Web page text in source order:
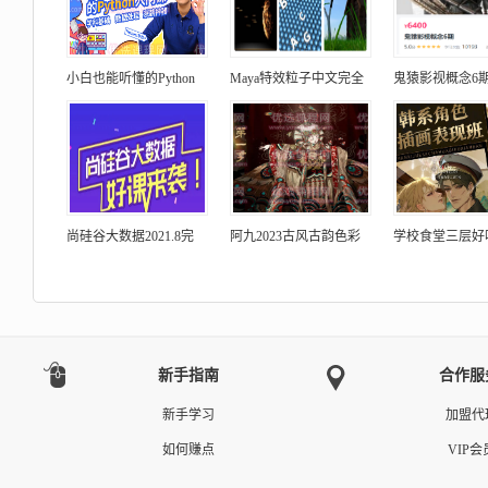
小白也能听懂的Python Maya特效粒子中文完全 鬼猿影视概念6
尚硅谷大数据2021.8完 阿九2023古风古韵色彩 学校食堂三层好
新手指南
新手学习
如何赚点
合作服
加盟代
VIP会